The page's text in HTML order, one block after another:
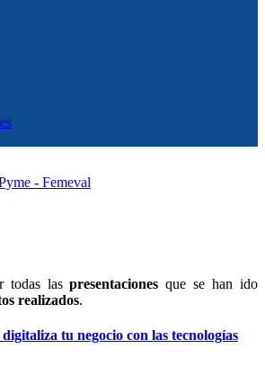
- Femeval
todas laspresentaciones que se han ido
realizados.
tu negocio con las tecnologías